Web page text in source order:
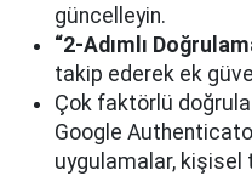
güncelleyin.
“2-Adımlı
takip ederek ek
Çok faktörlü
Google
uygulamalar, kişisel